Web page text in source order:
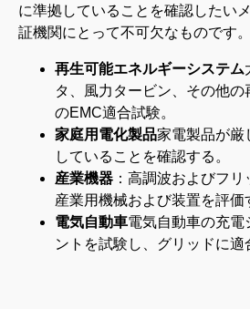
に準拠していることを確認したい
証機関にとって不可欠なものです。
再生可能エネルギーシステム
タ、風力タービン、その他
のEMC適合試験。
家庭用電化製品家電製品が厳
していることを確認する。
産業機器 ：高調波およびフリ
産業用機械および装置を評価
電気自動車電気自動車の充電
ントを試験し、グリッドに適